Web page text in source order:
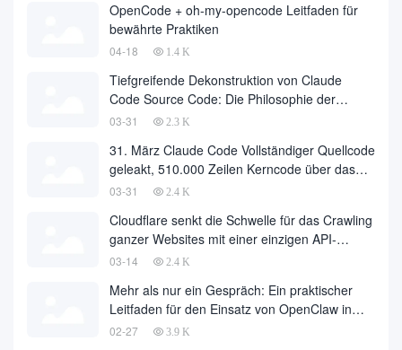
OpenCode + oh-my-opencode Leitfaden für
bewährte Praktiken
04-18 1.4 K
Tiefgreifende Dekonstruktion von Claude
Code Source Code: Die Philosophie der
Agentenarchitektur hinter 510.000 Zeilen
03-31 2.3 K
31. März Claude Code Vollständiger Quellcode
geleakt, 510.000 Zeilen Kerncode über das
Internet heruntergeladen
03-31 2.4 K
Cloudflare senkt die Schwelle für das Crawling
ganzer Websites mit einer einzigen API-
Anfrage auf Null
03-14 2.4 K
Mehr als nur ein Gespräch: Ein praktischer
Leitfaden für den Einsatz von OpenClaw in
Cherry Studio mit einem Klick
02-27 3.9 K